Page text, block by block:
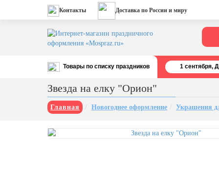
Контакты Доставка по России и миру
Товары по списку праздников
День строителя (второе воскресенье
августа)
1 cентября,
Звезда на елку "Орион"
Главная Новогоднее оформление Украшения